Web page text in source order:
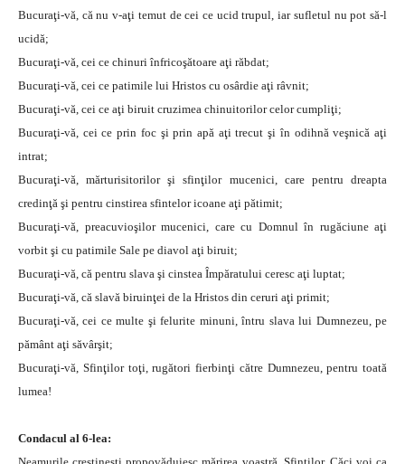
Bucuraţi-vă, că nu v-aţi temut de cei ce ucid trupul, iar sufletul nu pot să-l
ucidă;
Bucuraţi-vă, cei ce chinuri înfricoşătoare aţi răbdat;
Bucuraţi-vă, cei ce patimile lui Hristos cu osârdie aţi râvnit;
Bucuraţi-vă, cei ce aţi biruit cruzimea chinuitorilor celor cumpliţi;
Bucuraţi-vă, cei ce prin foc şi prin apă aţi trecut şi în odihnă veşnică aţi
intrat;
Bucuraţi-vă, mărturisitorilor şi sfinţilor mucenici, care pentru dreapta
credinţă şi pentru cinstirea sfintelor icoane aţi pătimit;
Bucuraţi-vă, preacuvioşilor mucenici, care cu Domnul în rugăciune aţi
vorbit şi cu patimile Sale pe diavol aţi biruit;
Bucuraţi-vă, că pentru slava şi cinstea Împăratului ceresc aţi luptat;
Bucuraţi-vă, că slavă biruinţei de la Hristos din ceruri aţi primit;
Bucuraţi-vă, cei ce multe şi felurite minuni, întru slava lui Dumnezeu, pe
pământ aţi săvârşit;
Bucuraţi-vă, Sfinţilor toţi, rugători fierbinţi către Dumnezeu, pentru toată
lumea!
Condacul al 6-lea: